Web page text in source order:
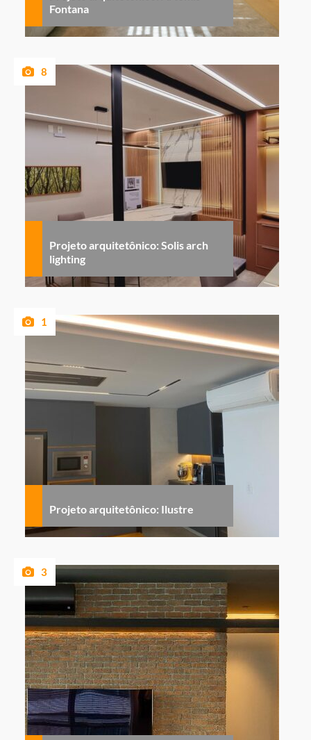
Fontana
8
Projeto arquitetônico: Solis arch
lighting
1
Projeto arquitetônico: Ilustre
3